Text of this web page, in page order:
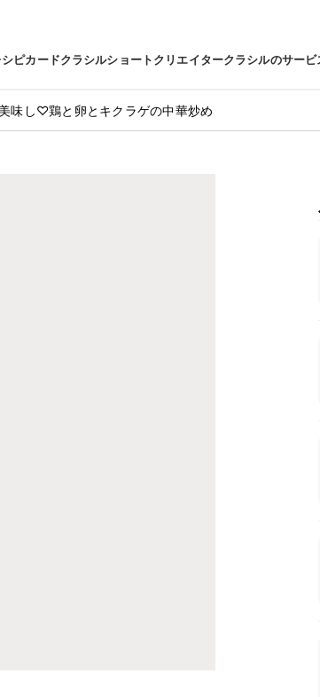
ピカードクラシルショートクリエイタークラシルのサービ
味し♡鶏と卵とキクラゲの中華炒め